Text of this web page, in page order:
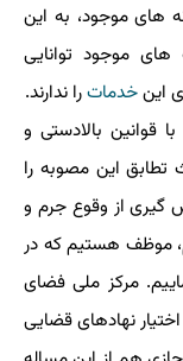
های موجود، به این
موجود توانایی
اینخدماترا ندارند.
قوانین بالادستی و
کرد: ما بحث تطابق این مصوبه را
گیری از وقوع جرم و
موظف هستیم که در
مرکز ملی فضای
نهادهای قضایی